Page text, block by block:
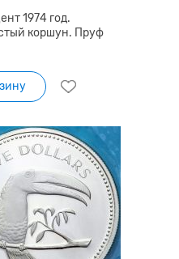
1974 год.
коршун. Пруф